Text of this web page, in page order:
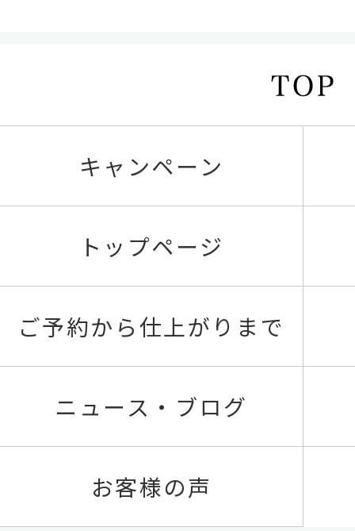
キャンペーン
トップページ
ご予約から仕上がりまで
ニュース・ブログ
お客様の声